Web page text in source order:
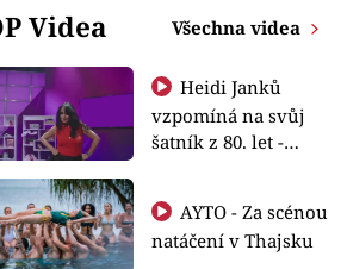
Videa Všechna videa
Heidi Janků
vzpomíná na svůj
šatník z 80. let -
natáčení v Thajsku